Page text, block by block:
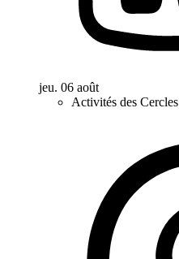
jeu. 06 août
Activités des Cercles